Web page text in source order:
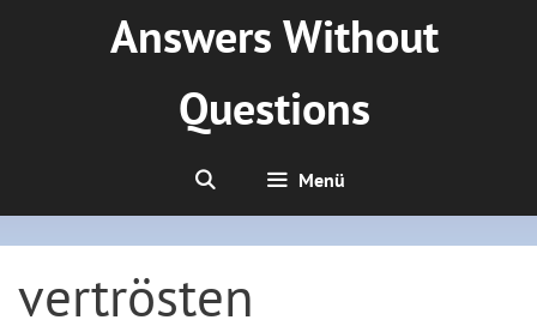
Answers Without
Questions
Menü
vertrösten